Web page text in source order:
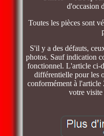
d'occasion
Toutes les pièces sont
S'il y a des défauts,
photos. Sauf indication
fonctionnel. L'article ci-
différentielle pour les
conformément à
votre